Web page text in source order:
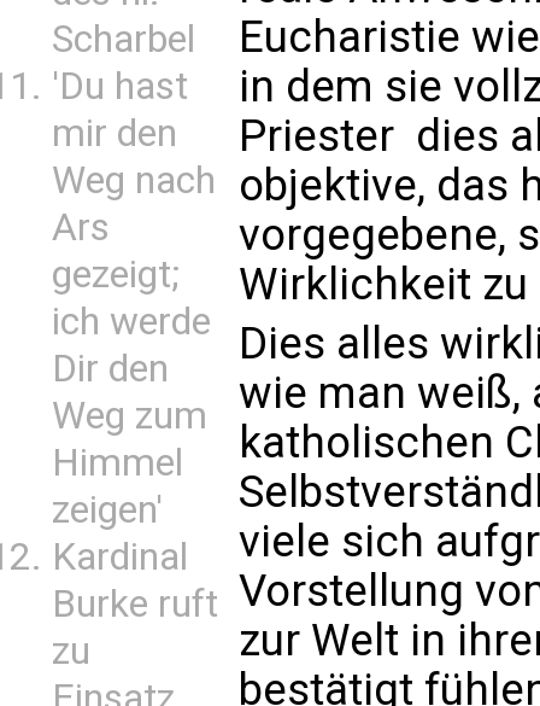
Scharbel
'Du hast
mir den
Weg nach
Ars
gezeigt;
ich werde
Dir den
Weg zum
Himmel
zeigen'
Kardinal
Burke ruft
zu
Eucharistie
in dem sie
Priester  dies
objektive, das
vorgegebene,
Wirklichkeit zu
Dies alles
wie man weiß,
katholischen
viele sich
Vorstellung
zur Welt in
bestätigt